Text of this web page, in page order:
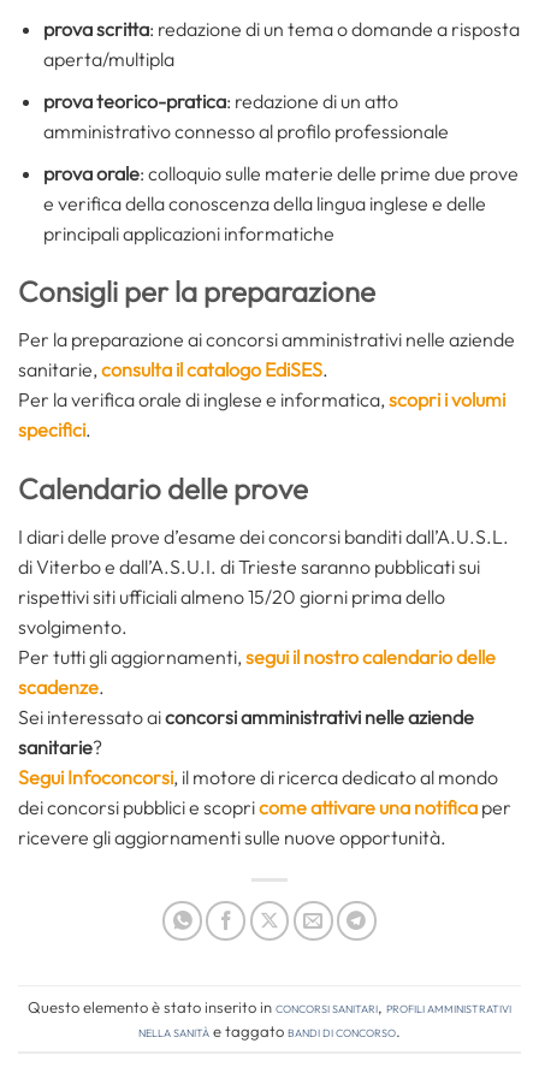
prova scritta: redazione di un tema o domande a risposta
aperta/multipla
prova teorico-pratica: redazione di un atto
amministrativo connesso al profilo professionale
prova orale: colloquio sulle materie delle prime due prove
e verifica della conoscenza della lingua inglese e delle
principali applicazioni informatiche
Consigli per la preparazione
Per la preparazione ai concorsi amministrativi nelle aziende
sanitarie,consulta il catalogo EdiSES.
Per la verifica orale di inglese e informatica,scopri i volumi
specifici.
Calendario delle prove
I diari delle prove d’esame dei concorsi banditi dall’A.U.S.L.
di Viterbo e dall’A.S.U.I. di Trieste saranno pubblicati sui
rispettivi siti ufficiali almeno 15/20 giorni prima dello
svolgimento.
Per tutti gli aggiornamenti,segui il nostro calendario delle
scadenze.
Sei interessato aiconcorsi amministrativi nelle aziende
sanitarie?
Segui Infoconcorsi, il motore di ricerca dedicato al mondo
dei concorsi pubblici e scopricome attivare una notifica per
ricevere gli aggiornamenti sulle nuove opportunità.
Questo elemento è stato inserito inConcorsi Sanitari, Profili amministrativi
nella sanitàe taggatobandi di concorso.